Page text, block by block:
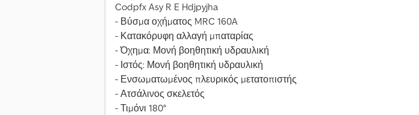
Codpfx Asy R E Hdjpyjha
- Βύσμα οχήματος MRC 160A
- Κατακόρυφη αλλαγή μπαταρίας
- Όχημα: Μονή βοηθητική υδραυλική
- Ιστός: Μονή βοηθητική υδραυλική
- Ενσωματωμένος πλευρικός μετατοπιστής
- Ατσάλινος σκελετός
- Τιμόνι 180°